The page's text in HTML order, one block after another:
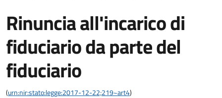
Rinuncia all'incarico di
fiduciario da parte del
fiduciario
(urn:nir:stato:legge:2017-12-22;219~art4)